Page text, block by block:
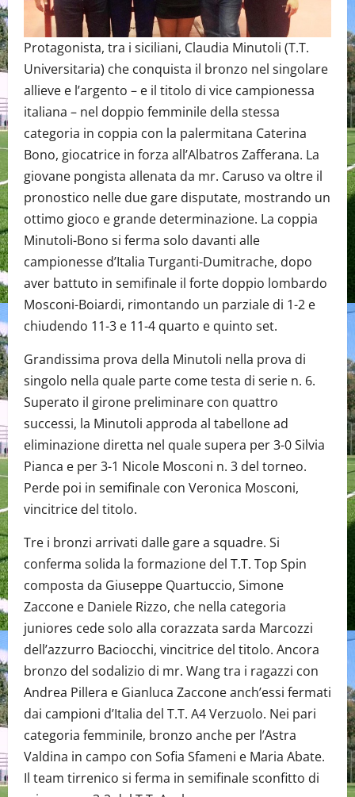
Protagonista, tra i siciliani, Claudia Minutoli (T.T.
Universitaria) che conquista il bronzo nel singolare
allieve e l’argento – e il titolo di vice campionessa
italiana – nel doppio femminile della stessa
categoria in coppia con la palermitana Caterina
Bono, giocatrice in forza all’Albatros Zafferana. La
giovane pongista allenata da mr. Caruso va oltre il
pronostico nelle due gare disputate, mostrando un
ottimo gioco e grande determinazione. La coppia
Minutoli-Bono si ferma solo davanti alle
campionesse d’Italia Turganti-Dumitrache, dopo
aver battuto in semifinale il forte doppio lombardo
Mosconi-Boiardi, rimontando un parziale di 1-2 e
chiudendo 11-3 e 11-4 quarto e quinto set.
Grandissima prova della Minutoli nella prova di
singolo nella quale parte come testa di serie n. 6.
Superato il girone preliminare con quattro
successi, la Minutoli approda al tabellone ad
eliminazione diretta nel quale supera per 3-0 Silvia
Pianca e per 3-1 Nicole Mosconi n. 3 del torneo.
Perde poi in semifinale con Veronica Mosconi,
vincitrice del titolo.
Tre i bronzi arrivati dalle gare a squadre. Si
conferma solida la formazione del T.T. Top Spin
composta da Giuseppe Quartuccio, Simone
Zaccone e Daniele Rizzo, che nella categoria
juniores cede solo alla corazzata sarda Marcozzi
dell’azzurro Baciocchi, vincitrice del titolo. Ancora
bronzo del sodalizio di mr. Wang tra i ragazzi con
Andrea Pillera e Gianluca Zaccone anch’essi fermati
dai campioni d’Italia del T.T. A4 Verzuolo. Nei pari
categoria femminile, bronzo anche per l’Astra
Valdina in campo con Sofia Sfameni e Maria Abate.
Il team tirrenico si ferma in semifinale sconfitto di